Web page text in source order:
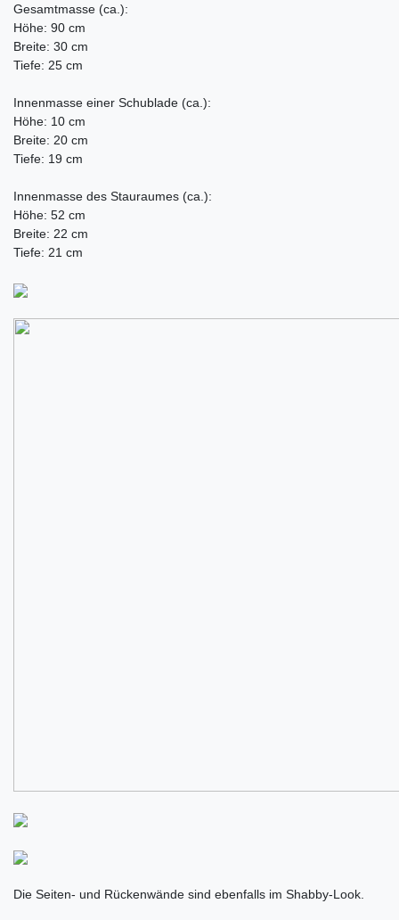
Gesamtmasse (ca.):
Höhe: 90 cm
Breite: 30 cm
Tiefe: 25 cm
Innenmasse einer Schublade (ca.):
Höhe: 10 cm
Breite: 20 cm
Tiefe: 19 cm
Innenmasse des Stauraumes (ca.):
Höhe: 52 cm
Breite: 22 cm
Tiefe: 21 cm
Die Seiten- und Rückenwände sind ebenfalls im Shabby-Look.